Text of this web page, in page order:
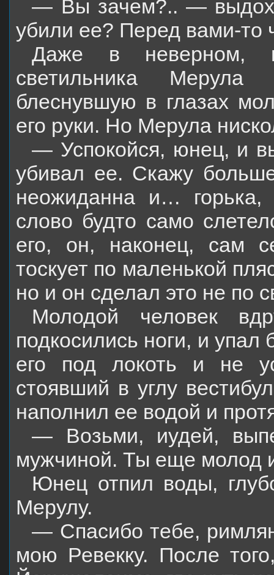
— Вы зачем?.. —
убили ее? Перед вами-то
Даже в неверном,
светильника Мерула
блеснувшую в глазах
его руки. Но Мерула
— Успокойся, юнец, и
убивал ее. Скажу
неожиданна и…
слово будто само
его, он, наконец, сам
тоскует по маленькой
но и он сделал это не по
Молодой человек
подкосились ноги, и
его под локоть и не
стоявший в углу
наполнил ее водой и
— Возьми, иудей,
мужчиной. Ты еще молод
Юнец отпил воды,
Мерулу.
— Спасибо тебе,
мою Ревекку. После